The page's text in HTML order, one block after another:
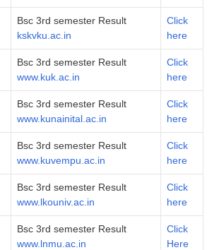
Bsc 3rd semester Result
kskvku.ac.in
Click
here
Bsc 3rd semester Result
www.kuk.ac.in
Click
here
Bsc 3rd semester Result
www.kunainital.ac.in
Click
here
Bsc 3rd semester Result
www.kuvempu.ac.in
Click
here
Bsc 3rd semester Result
www.lkouniv.ac.in
Click
here
Bsc 3rd semester Result
www.lnmu.ac.in
Click
Here